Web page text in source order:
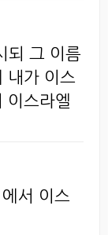
되 그 이름
내가 이스
이스라엘
서 이스